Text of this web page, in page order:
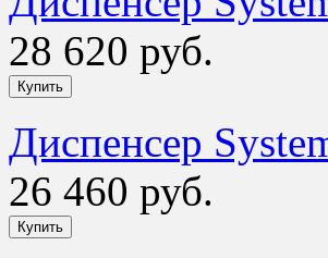
28 620 руб.
Диспенсер
26 460 руб.